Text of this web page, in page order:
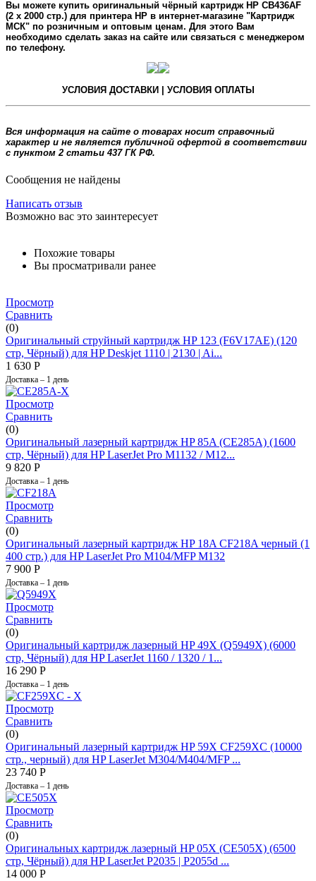
Вы можете купить оригинальный чёрный картридж HP CB436AF
(2 x 2000 стр.) для принтера HP в интернет-магазине "Картридж
МСК" по розничным и оптовым ценам. Для этого Вам
необходимо сделать заказ на сайте или связаться с менеджером
по телефону.
УСЛОВИЯ ДОСТАВКИ | УСЛОВИЯ ОПЛАТЫ
Вся информация на сайте о товарах носит справочный
характер и не является публичной офертой в соответствии
с пунктом 2 статьи 437 ГК РФ.
Сообщения не найдены
Написать отзыв
Возможно вас это заинтересует
Похожие товары
Вы просматривали ранее
Просмотр
Сравнить
(0)
Оригинальный струйный картридж HP 123 (F6V17AE) (120
стр, Чёрный) для HP Deskjet 1110 | 2130 | Ai...
1 630 Р
Доставка – 1 день
Просмотр
Сравнить
(0)
Оригинальный лазерный картридж HP 85A (CE285A) (1600
стр, Чёрный) для HP LaserJet Pro M1132 / M12...
9 820 Р
Доставка – 1 день
Просмотр
Сравнить
(0)
Оригинальный лазерный картридж HP 18A CF218A черный (1
400 стр.) для HP LaserJet Pro M104/MFP M132
7 900 Р
Доставка – 1 день
Просмотр
Сравнить
(0)
Оригинальный картридж лазерный HP 49X (Q5949X) (6000
стр, Чёрный) для HP LaserJet 1160 / 1320 / 1...
16 290 Р
Доставка – 1 день
Просмотр
Сравнить
(0)
Оригинальный лазерный картридж HP 59X CF259XC (10000
стр., черный) для HP LaserJet M304/M404/MFP ...
23 740 Р
Доставка – 1 день
Просмотр
Сравнить
(0)
Оригинальных картридж лазерный HP 05X (CE505X) (6500
стр, Чёрный) для HP LaserJet P2035 | P2055d ...
14 000 Р